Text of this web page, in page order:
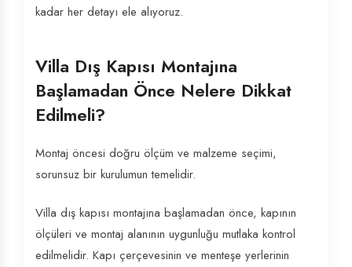
kadar her detayı ele alıyoruz.
Villa Dış Kapısı Montajına
Başlamadan Önce Nelere Dikkat
Edilmeli?
Montaj öncesi doğru ölçüm ve malzeme seçimi,
sorunsuz bir kurulumun temelidir.
Villa dış kapısı montajına başlamadan önce, kapının
ölçüleri ve montaj alanının uygunluğu mutlaka kontrol
edilmelidir. Kapı çerçevesinin ve menteşe yerlerinin